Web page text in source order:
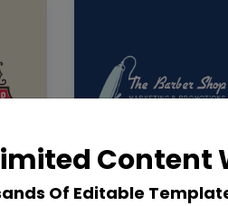
Content
Of Editable